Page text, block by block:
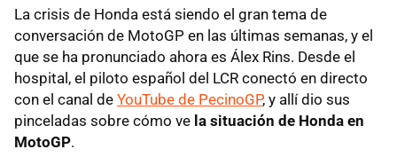
La crisis de Honda está siendo el gran tema de
conversación de MotoGP en las últimas semanas, y el
que se ha pronunciado ahora es Álex Rins. Desde el
hospital, el piloto español del LCR conectó en directo
con el canal de YouTube de PecinoGP, y allí dio sus
pinceladas sobre cómo ve la situación de Honda en
MotoGP.